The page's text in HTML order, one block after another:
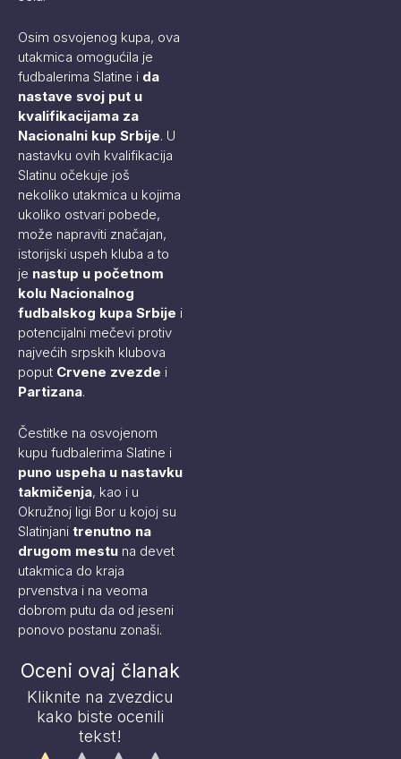
Osim osvojenog kupa, ova
utakmica omogućila je
fudbalerima Slatine i da
nastave svoj put u
kvalifikacijama za
Nacionalni kup Srbije. U
nastavku ovih kvalifikacija
Slatinu očekuje još
nekoliko utakmica u kojima
ukoliko ostvari pobede,
može napraviti značajan,
istorijski uspeh kluba a to
je nastup u početnom
kolu Nacionalnog
fudbalskog kupa Srbije i
potencijalni mečevi protiv
najvećih srpskih klubova
poput Crvene zvezde i
Partizana.
Čestitke na osvojenom
kupu fudbalerima Slatine i
puno uspeha u nastavku
takmičenja, kao i u
Okružnoj ligi Bor u kojoj su
Slatinjani trenutno na
drugom mestu na devet
utakmica do kraja
prvenstva i na veoma
dobrom putu da od jeseni
ponovo postanu zonaši.
Oceni ovaj članak
Kliknite na zvezdicu
kako biste ocenili
tekst!